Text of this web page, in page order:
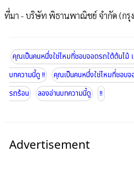
ที่มา - บริษัท พิธานพาณิชย์ จำกัด (กรุ
คุณเป็นคนหนึ่งใช่ไหมที่ชอบจอดรถใต้ต้นไม้
บทความนี้ดู !!
คุณเป็นคนหนึ่งใช่ไหมที่ชอบจ
รถร้อน
ลองอ่านบทความนี้ดู !!
Advertisement